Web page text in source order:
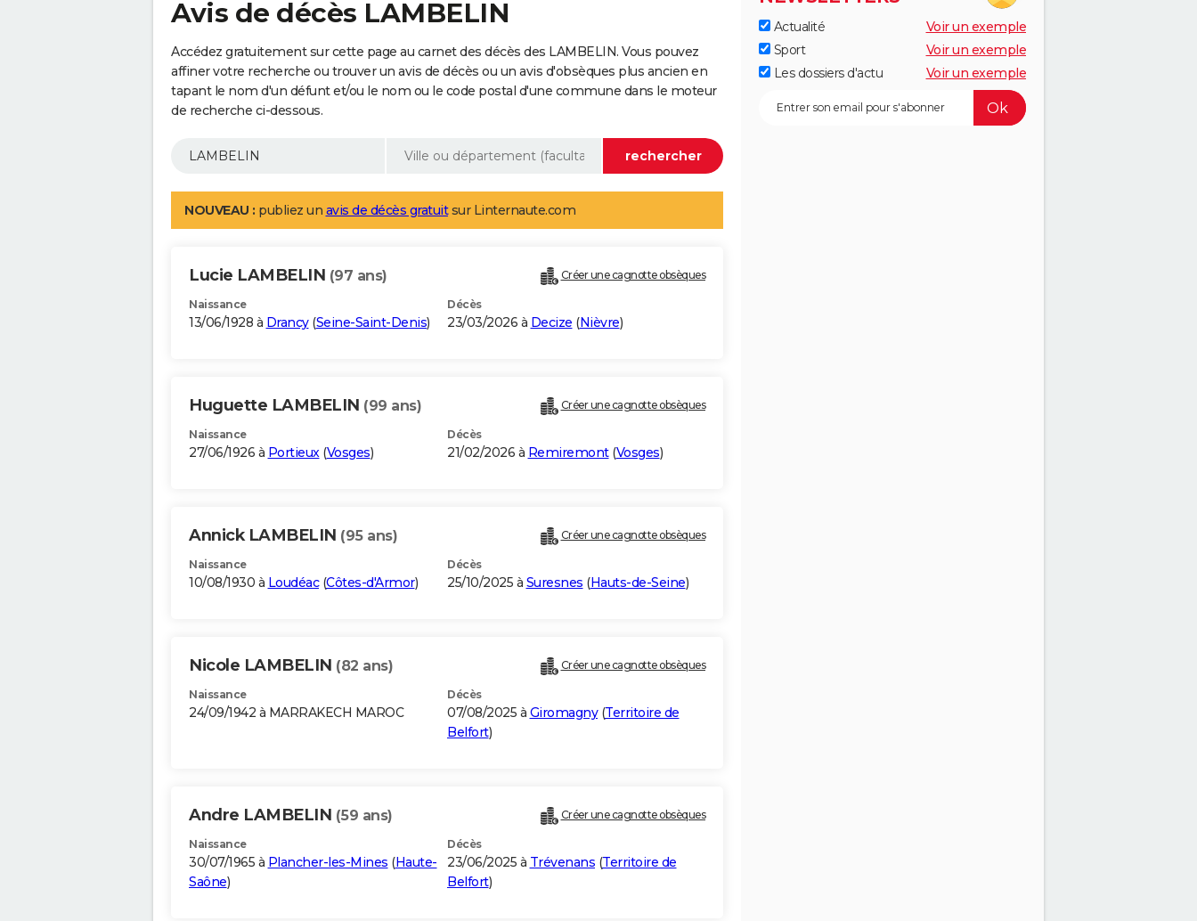
Avis de décès LAMBELIN
Accédez gratuitement sur cette page au carnet des décès des LAMBELIN. Vous pouvez
affiner votre recherche ou trouver un avis de décès ou un avis d'obsèques plus ancien en
tapant le nom d'un défunt et/ou le nom ou le code postal d'une commune dans le moteur
de recherche ci-dessous.
NOUVEAU : publiez un avis de décès gratuitsur Linternaute.com
Lucie LAMBELIN (97 ans) Créer une cagnotte obsèques
Naissance
13/06/1928 à Drancy(Seine-Saint-Denis)
Décès
23/03/2026 à Decize (Nièvre)
Huguette LAMBELIN (99 ans) Créer une cagnotte obsèques
Naissance
27/06/1926 à Portieux(Vosges)
Décès
21/02/2026 à Remiremont(Vosges)
Annick LAMBELIN (95 ans) Créer une cagnotte obsèques
Naissance
10/08/1930 à Loudéac(Côtes-d'Armor)
Décès
25/10/2025 à Suresnes (Hauts-de-Seine)
Nicole LAMBELIN (82 ans) Créer une cagnotte obsèques
Naissance
24/09/1942 à MARRAKECH MAROC
Décès
07/08/2025 à Giromagny(Territoire de
Belfort)
Andre LAMBELIN (59 ans) Créer une cagnotte obsèques
Naissance
30/07/1965 à Plancher-les-Mines (Haute-
Saône)
Décès
23/06/2025 à Trévenans (Territoire de
Belfort)
Actualité
Voir un exemple
Sport
Voir un exemple
Les dossiers d'actu
Voir un exemple